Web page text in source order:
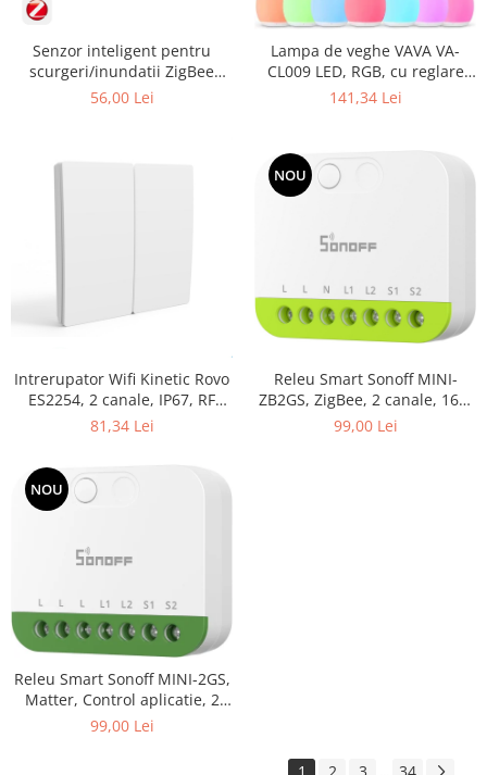
Senzor inteligent pentru
scurgeri/inundatii ZigBee
SONOFF SNZB-05P
56,00 Lei
Lampa de veghe VAVA VA-
CL009 LED, RGB, cu reglare
touch a Intensitatii, lumina
141,34 Lei
Intrerupator Wifi Kinetic Rovo
ES2254, 2 canale, IP67, RF
433MHz, cu revenire
81,34 Lei
NOU
Releu Smart Sonoff MINI-
ZB2GS, ZigBee, 2 canale, 16A,
Alb
99,00 Lei
NOU
Releu Smart Sonoff MINI-2GS,
Matter, Control aplicatie, 2
canale, 16A, WiFI, Alb
99,00 Lei